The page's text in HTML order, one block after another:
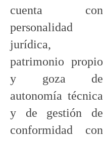
cuenta con
personalidad
jurídica,
patrimonio propio
y goza de
autonomía técnica
y de gestión de
conformidad con